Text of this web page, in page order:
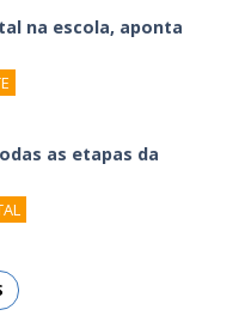
na escola, aponta
as etapas da